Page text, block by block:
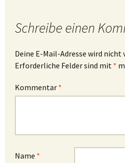
Schreibe einen
Deine E-Mail-Adresse wird
Erforderliche Felder sind mit *
Kommentar *
Name *